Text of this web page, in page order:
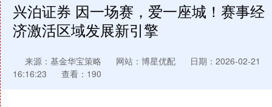
兴泊证券 因一场赛，爱一座城！赛事经
济激活区域发展新引擎
来源：基金华宝策略 网站：博星优配
日期：2026-02-21
16:16:23
查看：190